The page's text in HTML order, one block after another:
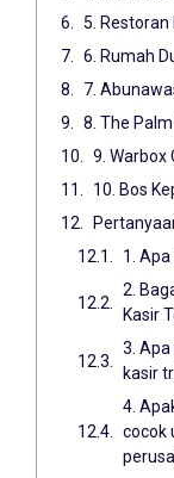
5.
6. Rumah
7.
8. The
9. Warbox
10. Bos
1.
2.
Kasir
3.
kasir
4.
cocok